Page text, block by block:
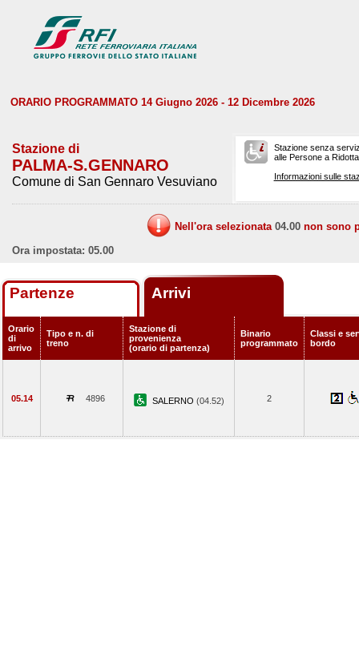
ORARIO PROGRAMMATO 14 Giugno 2026 - 12 Dicembre 2026
Stazione di
PALMA-S.GENNARO
Comune di San Gennaro Vesuviano
Stazione senza
alle Persone a
Informazioni sulle
Nell'ora selezionata 04.00 non sono
Ora impostata: 05.00
Partenze Arrivi
Orario
di
arrivo
Tipo e n. di
treno
Stazione di
provenienza
(orario di partenza)
Binario
programmato
Classi e
bordo
05.14 4896 SALERNO (04.52) 2